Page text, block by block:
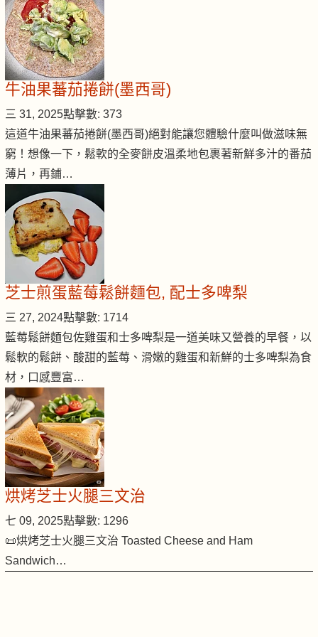
牛油果蕃茄捲餅(墨西哥)
三 31, 2025點擊數: 373
這道牛油果蕃茄捲餅(墨西哥)絕對能讓您體驗什麼叫做滋味無
窮！想像一下，鬆軟的全麥餅皮溫柔地包裹著新鮮多汁的番茄
薄片，再鋪…
芝士煎蛋藍莓鬆餅麵包, 配士多啤梨
三 27, 2024點擊數: 1714
藍莓鬆餅麵包佐雞蛋和士多啤梨是一道美味又營養的早餐，以
鬆軟的鬆餅、酸甜的藍莓、滑嫩的雞蛋和新鮮的士多啤梨為食
材，口感豐富…
烘烤芝士火腿三文治
七 09, 2025點擊數: 1296
📜烘烤芝士火腿三文治 Toasted Cheese and Ham
Sandwich…